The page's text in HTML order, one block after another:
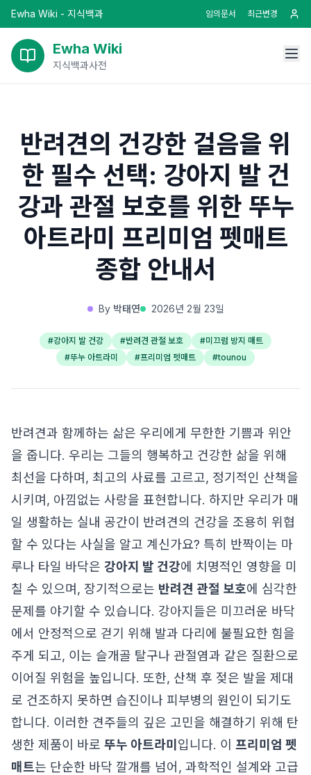
Ewha Wiki - 지식백과 임의문서 최근변경
Ewha Wiki
지식백과사전
반려견의 건강한 걸음을 위
한 필수 선택: 강아지 발 건
강과 관절 보호를 위한 뚜누
아트라미 프리미엄 펫매트
종합 안내서
By 박태연 2026년 2월 23일
#강아지 발 건강 #반려견 관절 보호 #미끄럼 방지 매트
#뚜누 아트라미 #프리미엄 펫매트 #tounou
반려견과 함께하는 삶은 우리에게 무한한 기쁨과 위안
을 줍니다. 우리는 그들의 행복하고 건강한 삶을 위해
최선을 다하며, 최고의 사료를 고르고, 정기적인 산책을
시키며, 아낌없는 사랑을 표현합니다. 하지만 우리가 매
일 생활하는 실내 공간이 반려견의 건강을 조용히 위협
할 수 있다는 사실을 알고 계신가요? 특히 반짝이는 마
루나 타일 바닥은 강아지 발 건강에 치명적인 영향을 미
칠 수 있으며, 장기적으로는 반려견 관절 보호에 심각한
문제를 야기할 수 있습니다. 강아지들은 미끄러운 바닥
에서 안정적으로 걷기 위해 발과 다리에 불필요한 힘을
주게 되고, 이는 슬개골 탈구나 관절염과 같은 질환으로
이어질 위험을 높입니다. 또한, 산책 후 젖은 발을 제대
로 건조하지 못하면 습진이나 피부병의 원인이 되기도
합니다. 이러한 견주들의 깊은 고민을 해결하기 위해 탄
생한 제품이 바로 뚜누 아트라미 입니다. 이 프리미엄 펫
매트는 단순한 바닥 깔개를 넘어, 과학적인 설계와 고급